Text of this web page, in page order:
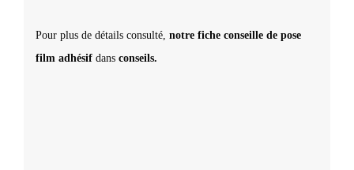
Pour plus de détails consulté, notre fiche conseille de pose
film adhésif dans conseils.